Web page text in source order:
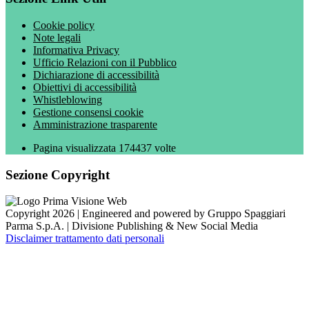
Cookie policy
Note legali
Informativa Privacy
Ufficio Relazioni con il Pubblico
Dichiarazione di accessibilità
Obiettivi di accessibilità
Whistleblowing
Gestione consensi cookie
Amministrazione trasparente
Pagina visualizzata 174437 volte
Sezione Copyright
Copyright 2026 | Engineered and powered by Gruppo Spaggiari
Parma S.p.A. | Divisione Publishing & New Social Media
Disclaimer trattamento dati personali